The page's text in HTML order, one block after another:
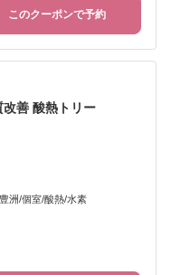
このクーポンで予約
改善 酸熱トリー
洲/個室/酸熱/水素